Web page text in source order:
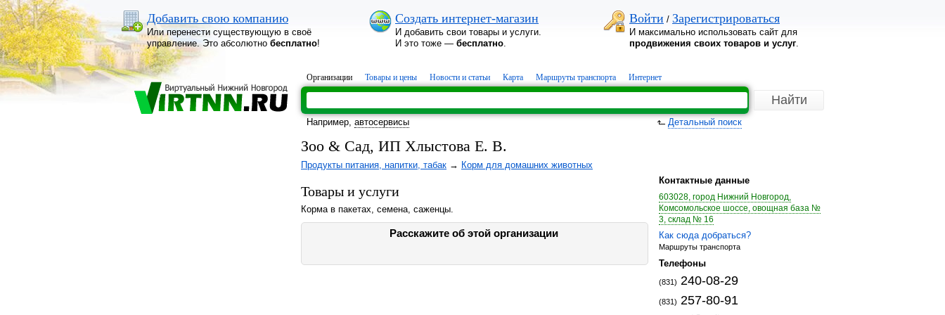
Добавить свою компанию
Или перенести существующую в своё
управление. Это абсолютно бесплатно!
Создать интернет-магазин
И добавить свои товары и услуги.
И это тоже — бесплатно.
Войти / Зарегистрироваться
И максимально использовать сайт для
продвижения своих товаров и услуг.
Организации Товары и цены Новости и статьи Карта Маршруты транспорта Интернет
Например, автосервисы Детальный поиск
Зоо & Сад, ИП Хлыстова Е. В.
Продукты питания, напитки, табак → Корм для домашних животных
Товары и услуги
Корма в пакетах, семена, саженцы.
Расскажите об этой организации
Контактные данные
603028, город Нижний Новгород,
Комсомольское шоссе, овощная база №
3, склад № 16
Как сюда добраться?
Маршруты транспорта
Телефоны
(831) 240-08-29
(831) 257-80-91